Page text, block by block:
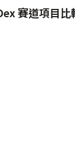
賽道項目